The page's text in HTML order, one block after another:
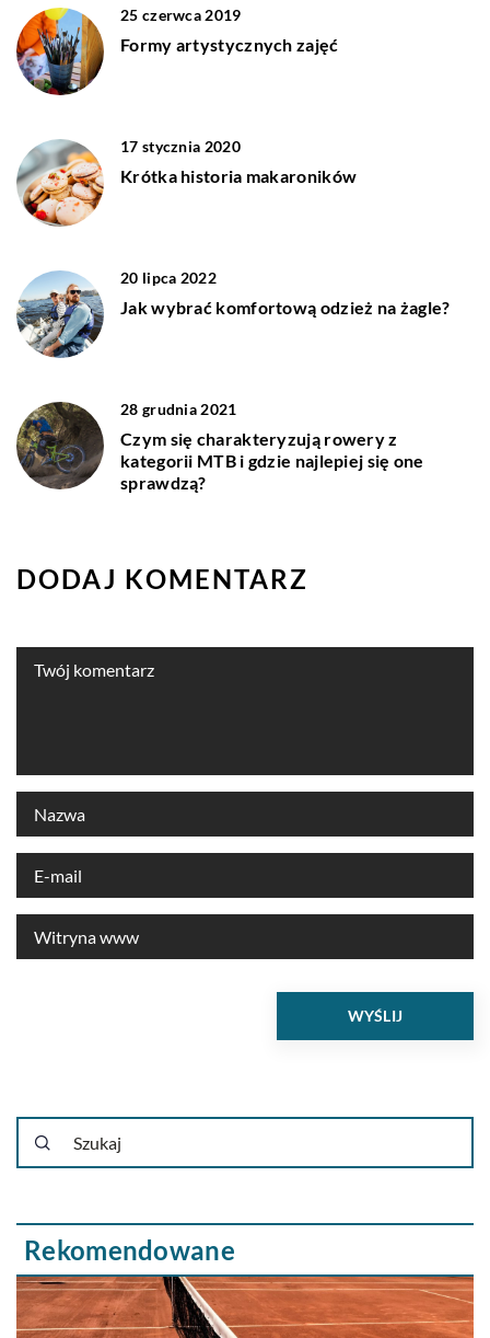
25 czerwca 2019
Formy artystycznych zajęć
17 stycznia 2020
Krótka historia makaroników
20 lipca 2022
Jak wybrać komfortową odzież na żagle?
28 grudnia 2021
Czym się charakteryzują rowery z
kategorii MTB i gdzie najlepiej się one
sprawdzą?
DODAJ KOMENTARZ
Rekomendowane